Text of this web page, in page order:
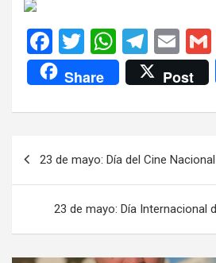
F
a
ce
b
o
k
T
wi
tt
er
W
h
at
s
p
p
T
el
e
gr
m
E
m
ail
Share Post
entradas
23 de mayo: Día del Cine Nacional
23 de mayo: Día Internacional